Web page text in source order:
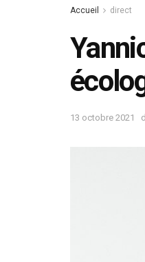
Accueil direct
13 octobre 2021